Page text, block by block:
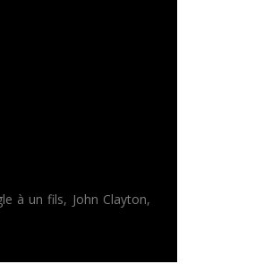
à un fils, John Clayton,